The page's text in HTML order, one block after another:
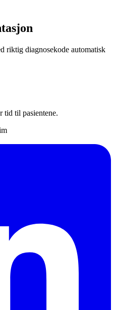
riktig diagnosekode automatisk
tid til pasientene.